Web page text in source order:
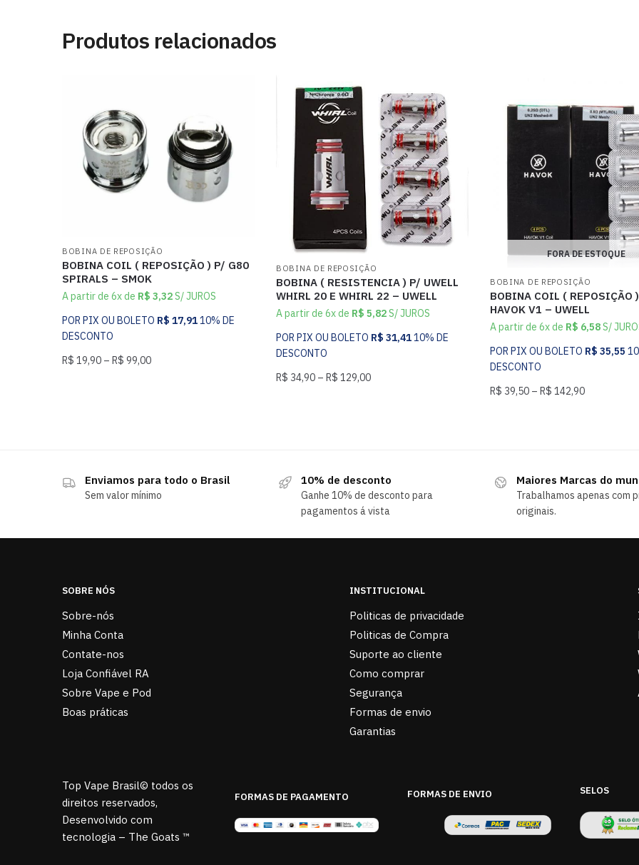
Produtos relacionados
BOBINA DE REPOSIÇÃO
BOBINA COIL ( REPOSIÇÃO ) P/ G80
SPIRALS – SMOK
A partir de 6x de R$ 3,32S/ JUROS
POR PIX OU BOLETO R$ 17,9110% DE
DESCONTO
R$ 19,90 –R$ 99,00
BOBINA DE REPOSIÇÃO
BOBINA ( RESISTENCIA ) P/ UWELL
WHIRL 20 E WHIRL 22 – UWELL
A partir de 6x de R$ 5,82S/ JUROS
POR PIX OU BOLETO R$ 31,4110% DE
DESCONTO
R$ 34,90 – R$ 129,00
FORA DE ESTOQUE
BOBINA DE REPOSIÇÃO
BOBINA COIL ( REPOSIÇÃO
HAVOK V1 – UWELL
A partir de 6x de R$ 6,58S/
POR PIX OU BOLETO R$ 35,55
DESCONTO
R$ 39,50– R$ 142,90
Enviamos para todo o Brasil
Sem valor mínimo
10% de desconto
Ganhe 10% de desconto para
pagamentos á vista
Maiores Marcas do
Trabalhamos apenas com
originais.
SOBRE NÓS
Sobre-nós
Minha Conta
Contate-nos
Loja Confiável RA
Sobre Vape e Pod
Boas práticas
INSTITUCIONAL
Politicas de privacidade
Politicas de Compra
Suporte ao cliente
Como comprar
Segurança
Formas de envio
Garantias
Top Vape Brasil© todos os
direitos reservados,
Desenvolvido com
tecnologia – The Goats ™
FORMAS DE PAGAMENTO FORMAS DE ENVIO SELOS